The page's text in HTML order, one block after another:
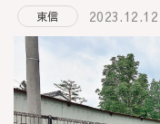
東信
2023.12.12